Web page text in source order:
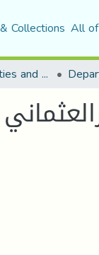
Collections All
Faculty of Humanities and Social Sciences